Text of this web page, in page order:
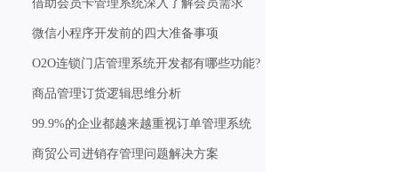
借助会员卡管理系统深入了解会员需求
微信小程序开发前的四大准备事项
O2O连锁门店管理系统开发都有哪些功能?
商品管理订货逻辑思维分析
99.9%的企业都越来越重视订单管理系统
商贸公司进销存管理问题解决方案